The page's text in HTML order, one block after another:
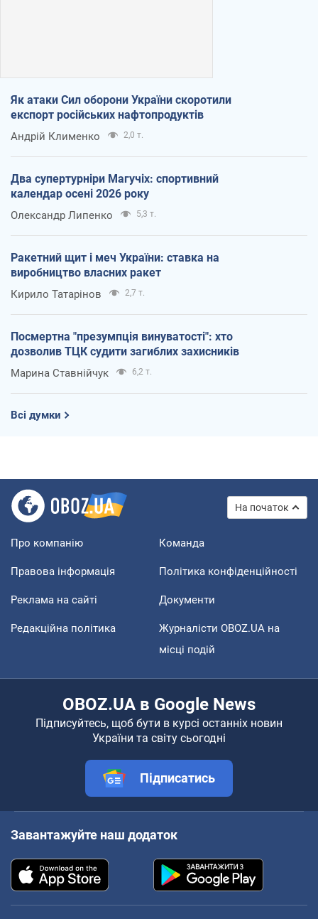
Як атаки Сил оборони України скоротили
експорт російських нафтопродуктів
Андрій Клименко 2,0 т.
Два супертурніри Магучіх: спортивний
календар осені 2026 року
Олександр Липенко 5,3 т.
Ракетний щит і меч України: ставка на
виробництво власних ракет
Кирило Татарінов 2,7 т.
Посмертна "презумпція винуватості": хто
дозволив ТЦК судити загиблих захисників
Марина Ставнійчук 6,2 т.
Всі думки
На початок
Про компанію Команда
Правова інформація Політика конфіденційності
Реклама на сайті Документи
Редакційна політика
Журналісти OBOZ.UA на
місці подій
OBOZ.UA в Google News
Підписуйтесь, щоб бути в курсі останніх новин
України та світу сьогодні
Підписатись
Завантажуйте наш додаток